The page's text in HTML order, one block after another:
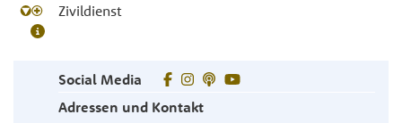
Zivildienst
Social Media
Adressen und Kontakt